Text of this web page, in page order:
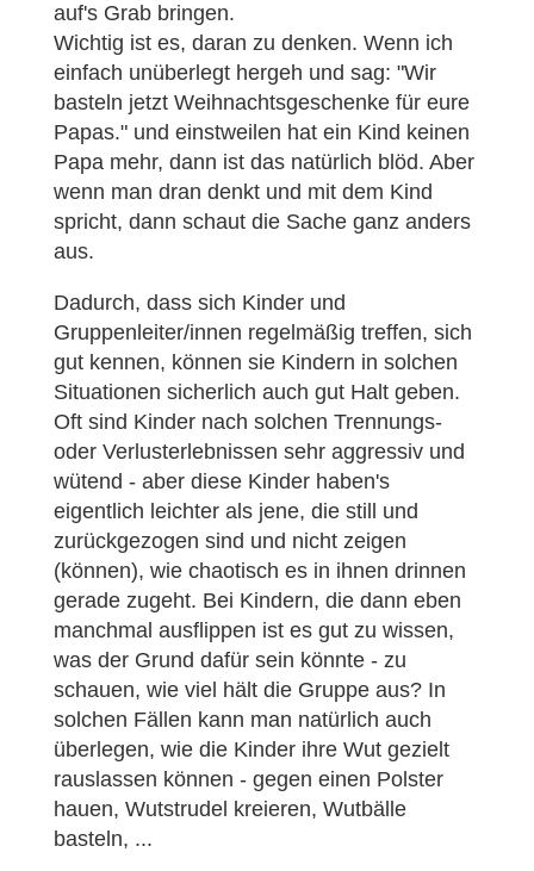
auf's Grab bringen.
Wichtig ist es, daran zu denken. Wenn ich
einfach unüberlegt hergeh und sag: "Wir
basteln jetzt Weihnachtsgeschenke für eure
Papas." und einstweilen hat ein Kind keinen
Papa mehr, dann ist das natürlich blöd. Aber
wenn man dran denkt und mit dem Kind
spricht, dann schaut die Sache ganz anders
aus.
Dadurch, dass sich Kinder und
Gruppenleiter/innen regelmäßig treffen, sich
gut kennen, können sie Kindern in solchen
Situationen sicherlich auch gut Halt geben.
Oft sind Kinder nach solchen Trennungs-
oder Verlusterlebnissen sehr aggressiv und
wütend - aber diese Kinder haben's
eigentlich leichter als jene, die still und
zurückgezogen sind und nicht zeigen
(können), wie chaotisch es in ihnen drinnen
gerade zugeht. Bei Kindern, die dann eben
manchmal ausflippen ist es gut zu wissen,
was der Grund dafür sein könnte - zu
schauen, wie viel hält die Gruppe aus? In
solchen Fällen kann man natürlich auch
überlegen, wie die Kinder ihre Wut gezielt
rauslassen können - gegen einen Polster
hauen, Wutstrudel kreieren, Wutbälle
basteln, ...